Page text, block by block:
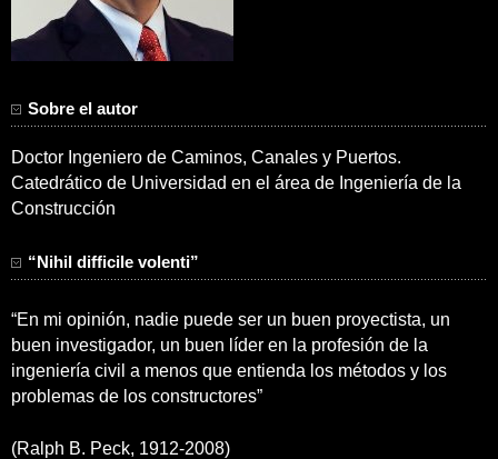
Sobre el autor
Doctor Ingeniero de Caminos, Canales y Puertos.
Catedrático de Universidad en el área de Ingeniería de la
Construcción
“Nihil difficile volenti”
“En mi opinión, nadie puede ser un buen proyectista, un
buen investigador, un buen líder en la profesión de la
ingeniería civil a menos que entienda los métodos y los
problemas de los constructores”
(Ralph B. Peck, 1912-2008)